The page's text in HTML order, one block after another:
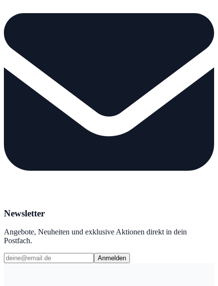
Newsletter
Angebote, Neuheiten und exklusive Aktionen direkt in dein
Postfach.
Anmelden